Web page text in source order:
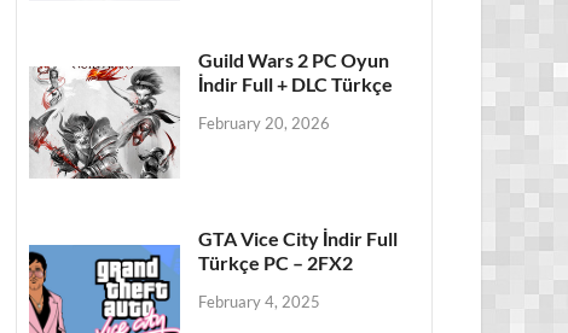
Guild Wars 2 PC Oyun
İndir Full + DLC Türkçe
February 20, 2026
GTA Vice City İndir Full
Türkçe PC – 2FX2
February 4, 2025